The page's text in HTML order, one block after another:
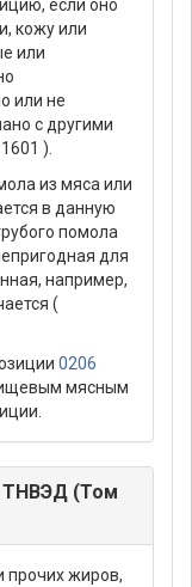
если оно
кожу или
или
или не
с другими
).
из мяса или
в данную
помола
для
например,
(
0206
мясным
ТНВЭД (Том
прочих жиров,